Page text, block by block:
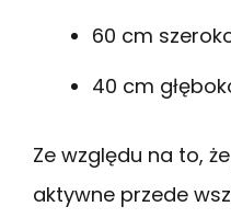
60 cm
40 cm
Ze względu na to,
aktywne przede